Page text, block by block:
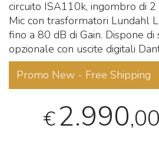
circuito ISA110k, ingombro di 2
Mic con trasformatori Lundahl
fino a 80 dB di Gain. Dispone
opzionale con uscite digitali
Promo New - Free Shipping
€2.990,00